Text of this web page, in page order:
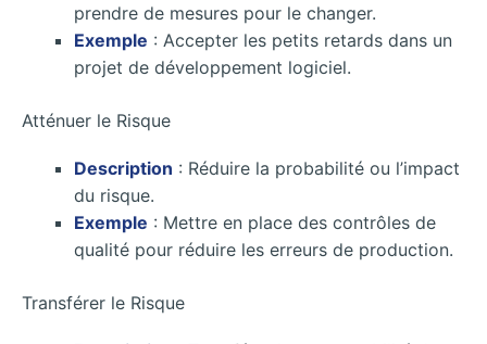
prendre de mesures pour le changer.
Exemple : Accepter les petits retards dans un
projet de développement logiciel.
Atténuer le Risque
Description : Réduire la probabilité ou l’impact
du risque.
Exemple : Mettre en place des contrôles de
qualité pour réduire les erreurs de production.
Transférer le Risque